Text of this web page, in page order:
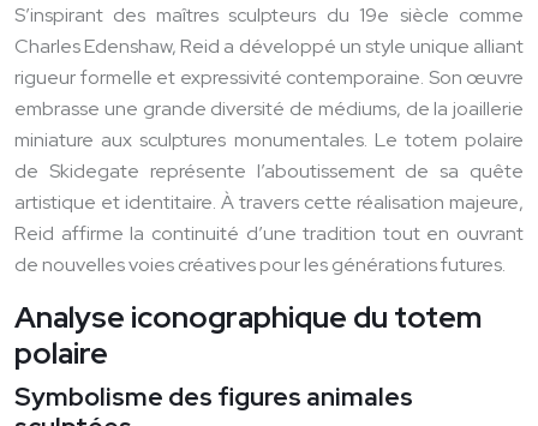
S’inspirant des maîtres sculpteurs du 19e siècle comme
Charles Edenshaw, Reid a développé un style unique alliant
rigueur formelle et expressivité contemporaine. Son œuvre
embrasse une grande diversité de médiums, de la joaillerie
miniature aux sculptures monumentales. Le totem polaire
de Skidegate représente l’aboutissement de sa quête
artistique et identitaire. À travers cette réalisation majeure,
Reid affirme la continuité d’une tradition tout en ouvrant
de nouvelles voies créatives pour les générations futures.
Analyse iconographique du totem
polaire
Symbolisme des figures animales